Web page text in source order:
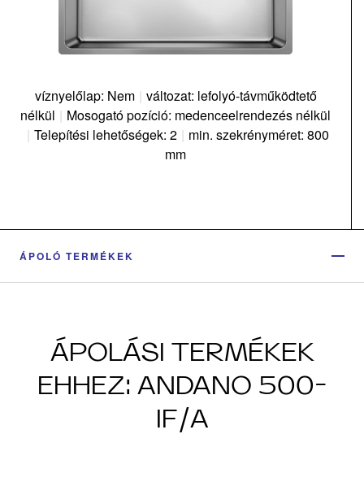
víznyelőlap: Nem | változat: lefolyó-távműködtető
nélkül | Mosogató pozíció: medenceelrendezés nélkül
| Telepítési lehetőségek: 2 | min. szekrényméret: 800
mm
ÁPOLÓ TERMÉKEK
ÁPOLÁSI TERMÉKEK
EHHEZ: ANDANO 500-
IF/A